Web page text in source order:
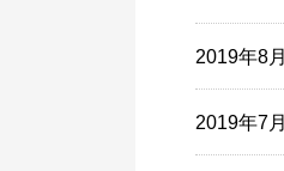
2019年8月
2019年7月